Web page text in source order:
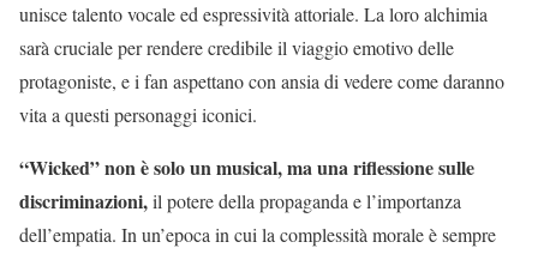
unisce talento vocale ed espressività attoriale. La loro alchimia
sarà cruciale per rendere credibile il viaggio emotivo delle
protagoniste, e i fan aspettano con ansia di vedere come daranno
vita a questi personaggi iconici.
“Wicked” non è solo un musical, ma una riflessione sulle
discriminazioni,il potere della propaganda e l’importanza
dell’empatia. In un’epoca in cui la complessità morale è sempre